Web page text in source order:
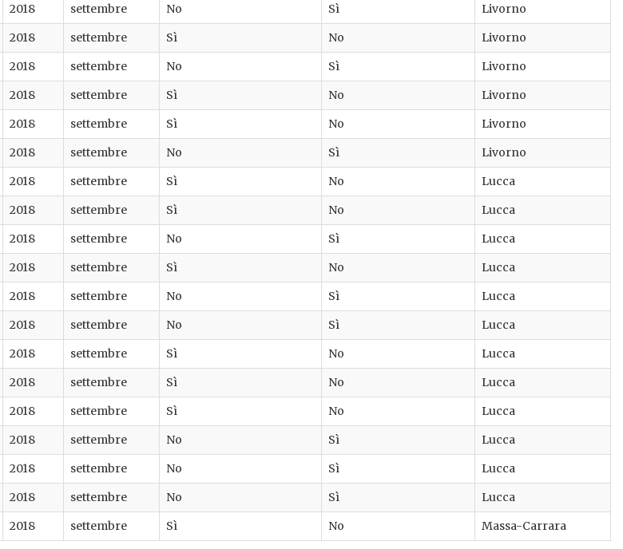
2018 settembre No Sì
Livorno
2018 settembre Sì No
Livorno
2018 settembre No Sì
Livorno
2018 settembre Sì No
Livorno
2018 settembre Sì No
Livorno
2018 settembre No Sì
Livorno
2018 settembre Sì No
Lucca
2018 settembre Sì No
Lucca
2018 settembre No Sì
Lucca
2018 settembre Sì No
Lucca
2018 settembre No Sì
Lucca
2018 settembre No Sì
Lucca
2018 settembre Sì No
Lucca
2018 settembre Sì No
Lucca
2018 settembre Sì No
Lucca
2018 settembre No Sì
Lucca
2018 settembre No Sì
Lucca
2018 settembre No Sì
Lucca
2018 settembre Sì No Massa-Carrara